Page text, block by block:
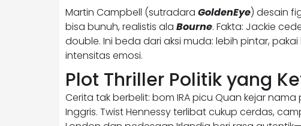
Martin Campbell (sutradara GoldenEye) desain
bisa bunuh, realistis ala Bourne. Fakta: Jackie
double. Ini beda dari aksi muda: lebih pintar,
intensitas emosi.
Plot Thriller Politik yang
Cerita tak berbelit: bom IRA picu Quan kejar
Inggris. Twist Hennessy terlibat cukup cerdas,